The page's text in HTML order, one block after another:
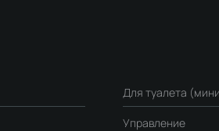
Для туалета
Управление